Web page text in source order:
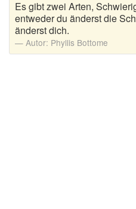
Zitate Trauer und Tod
Zitate Vertrauen
Zitate Weihnachten
Es gibt zwei Arten,
entweder du änderst die
änderst dich.
Autor: Phyllis Bottome